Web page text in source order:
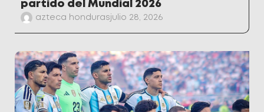
partido del Mundial 2026
azteca hondurasjulio 28, 2026